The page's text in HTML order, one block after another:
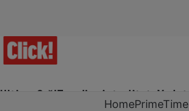
Ultima Oră!Trending Actualitate Vedete
HomePrimeTime